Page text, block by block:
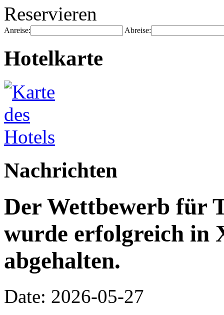
Reservieren
Anreise: Abreise:
Hotelkarte
Nachrichten
Der Wettbewerb für
wurde erfolgreich in
abgehalten.
Date: 2026-05-27